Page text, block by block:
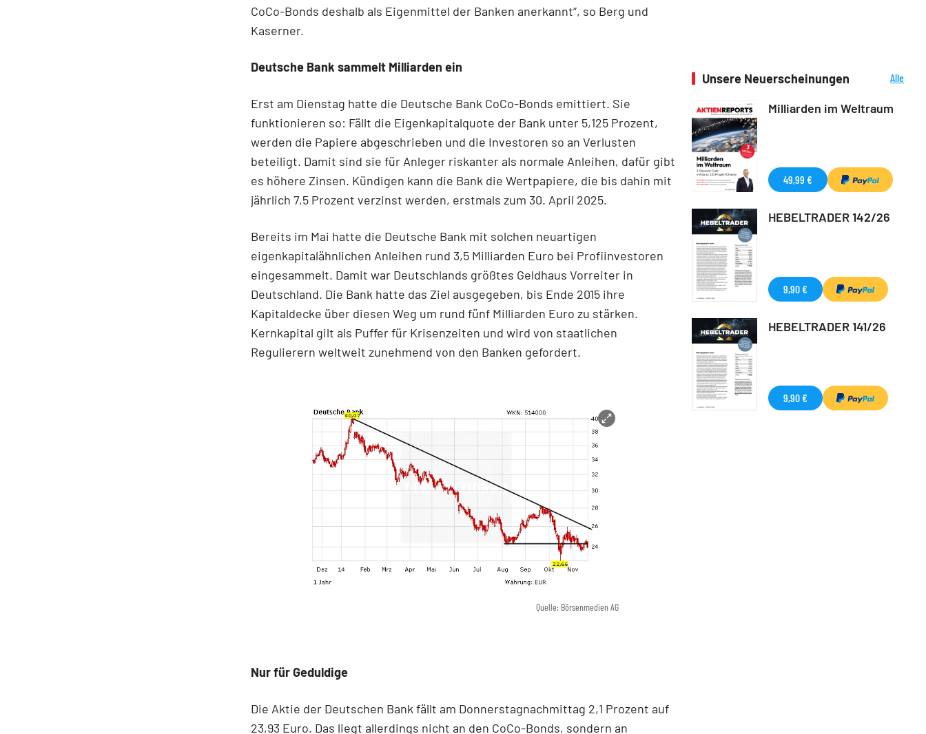
CoCo-Bonds deshalb als Eigenmittel der Banken anerkannt“, so Berg und
Kaserner.
Deutsche Bank sammelt Milliarden ein
Erst am Dienstag hatte die Deutsche Bank CoCo-Bonds emittiert. Sie
funktionieren so: Fällt die Eigenkapitalquote der Bank unter 5,125 Prozent,
werden die Papiere abgeschrieben und die Investoren so an Verlusten
beteiligt. Damit sind sie für Anleger riskanter als normale Anleihen, dafür gibt
es höhere Zinsen. Kündigen kann die Bank die Wertpapiere, die bis dahin mit
jährlich 7,5 Prozent verzinst werden, erstmals zum 30. April 2025.
Bereits im Mai hatte die Deutsche Bank mit solchen neuartigen
eigenkapitalähnlichen Anleihen rund 3,5 Milliarden Euro bei Profiinvestoren
eingesammelt. Damit war Deutschlands größtes Geldhaus Vorreiter in
Deutschland. Die Bank hatte das Ziel ausgegeben, bis Ende 2015 ihre
Kapitaldecke über diesen Weg um rund fünf Milliarden Euro zu stärken.
Kernkapital gilt als Puffer für Krisenzeiten und wird von staatlichen
Regulierern weltweit zunehmend von den Banken gefordert.
Quelle: Börsenmedien AG
Nur für Geduldige
Die Aktie der Deutschen Bank fällt am Donnerstagnachmittag 2,1 Prozent auf
23,93 Euro. Das liegt allerdings nicht an den CoCo-Bonds, sondern an
Unsere Neuerscheinungen
Alle
Milliarden im Weltraum
49,99 €
HEBELTRADER 142/26
9,90 €
HEBELTRADER 141/26
9,90 €